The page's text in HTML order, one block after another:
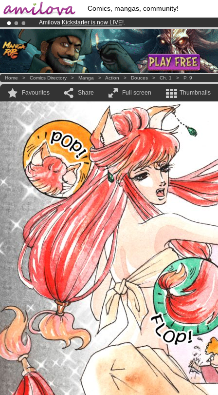
Comics, mangas, community!
Amilova Kickstarter is now LIVE!.
Premium membership from3.95 eurosper month !Get membership
Already 100000membersand 1000 comics & mangas!.
Home > Comics Directory > Manga > Action > Douces > Ch. 1 > P. 9
Favourites Share Full screen Thumbnails